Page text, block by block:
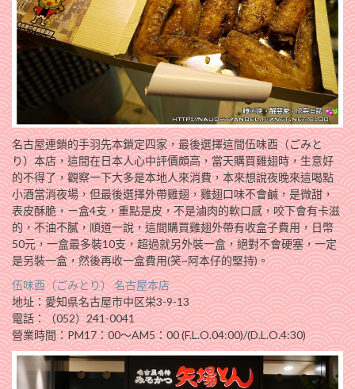
名古屋連鎖的手羽先本鎖定四家，最後選擇這間伍味酉（ごみと
り）本店，這間在日本人心中評價頗高，當天購買雞翅時，生意好
的不得了，觀察一下大多是本地人來消費，本來想說夜晚來這喝點
小酒當消夜場，但最後選擇外帶雞翅，雞翅口味不會鹹，是微甜，
表皮酥脆，ㄧ盒4支，重點是皮，不是滷肉的軟口感，咬下會有卡滋
的，不油不膩，順道一說，這間購買雞翅外帶有收盒子費用，日幣
50元，一盒最多裝10支，超過就另外裝一盒，絕對不會硬塞，一定
是另裝一盒，然後再收一盒費用(笑~阿本仔的堅持)。
伍味酉（ごみとり） 名古屋本店
地址：愛知県名古屋市中区栄3-9-13
電話：（052）241-0041
營業時間：PM17：00～AM5：00 (F.L.O.04:00)/(D.L.O.4:30)